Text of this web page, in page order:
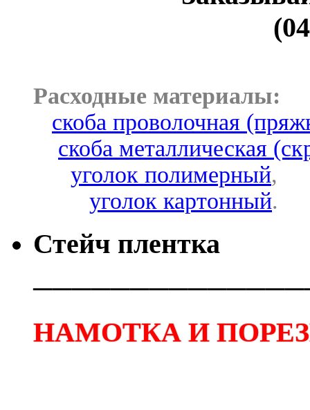
Расходные материалы:
скоба проволочная
скоба металлическая
уголок полимерный,
уголок картонный.
Стейч плентка
НАМОТКА И